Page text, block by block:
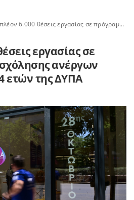
6.000 θέσεις εργασίας σε πρόγραμμα απασχόλησης ανέργων ηλικίας 55 έως 74 ετών της ΔΥΠΑ
εργασίας σε
ανέργων
ετών της ΔΥΠΑ